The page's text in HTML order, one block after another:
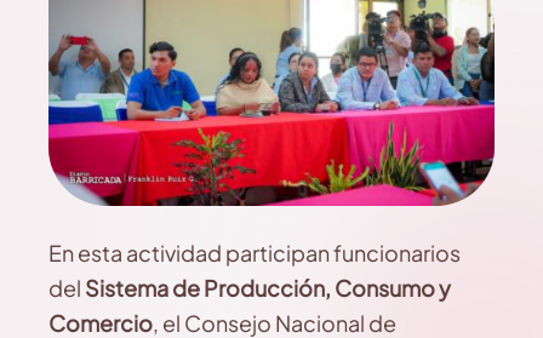
En esta actividad participan funcionarios
del Sistema de Producción, Consumo y
Comercio, el Consejo Nacional de